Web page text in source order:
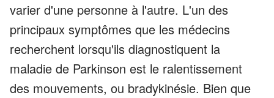
varier d'une personne à l'autre. L'un des
principaux symptômes que les médecins
recherchent lorsqu'ils diagnostiquent la
maladie de Parkinson est le ralentissement
des mouvements, ou bradykinésie. Bien que